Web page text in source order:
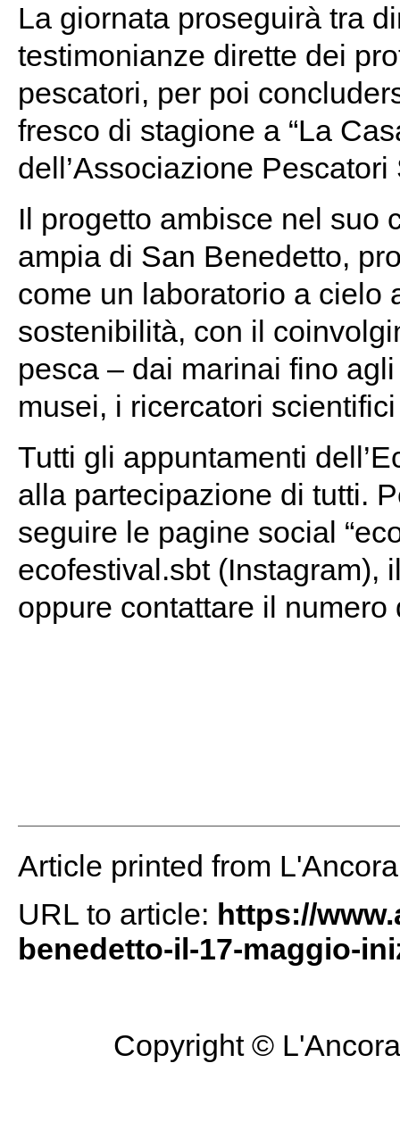
La giornata proseguirà tra
testimonianze dirette dei
pescatori, per poi
fresco di stagione a “La
dell’Associazione
Il progetto ambisce nel suo
ampia di San Benedetto,
come un laboratorio a cielo
sostenibilità, con il
pesca – dai marinai fino
musei, i ricercatori
Tutti gli appuntamenti
alla partecipazione di tutti.
seguire le pagine social
ecofestival.sbt (Instagram),
oppure contattare il
Article printed from
URL to article: https://
benedetto-il-17-maggio-
Copyright ©